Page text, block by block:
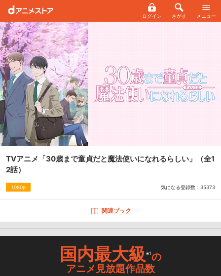
ログイン さがす メニュー
TVアニメ「30歳まで童貞だと魔法使いになれるらしい」
（全1
2話）
1080p 気になる登録数： 35373
関連ブック
国内最大級※1の
アニメ見放題作品数